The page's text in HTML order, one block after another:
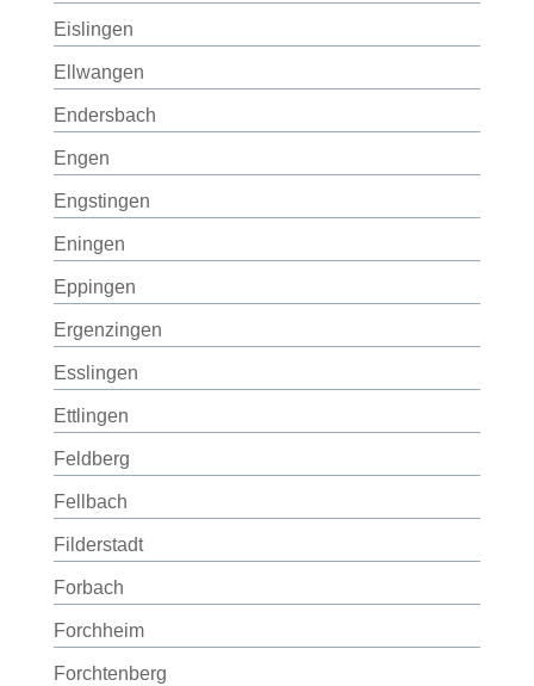
Eislingen
Ellwangen
Endersbach
Engen
Engstingen
Eningen
Eppingen
Ergenzingen
Esslingen
Ettlingen
Feldberg
Fellbach
Filderstadt
Forbach
Forchheim
Forchtenberg